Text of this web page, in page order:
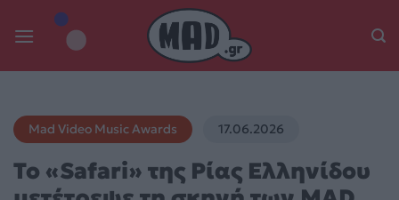
Mad Video Music Awards 17.06.2026
Το «Safari» της Ρίας Ελληνίδου